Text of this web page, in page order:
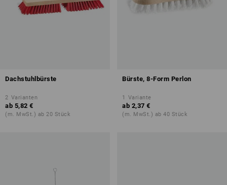
Dachstuhlbürste
2 Varianten
ab 5,82 €
(m. MwSt.) ab 20 Stück
Bürste, 8-Form Perlon
1 Variante
ab 2,37 €
(m. MwSt.) ab 40 Stück